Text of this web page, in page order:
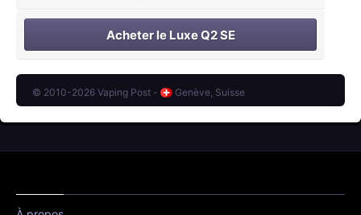
Acheter le Luxe Q2 SE
© 2010-2026 Vaping Post - Genève, Suisse